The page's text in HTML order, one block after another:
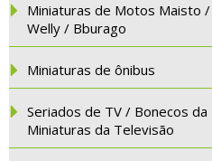
Miniaturas de Motos Maisto /
Welly / Bburago
Miniaturas de ônibus
Seriados de TV / Bonecos da
Miniaturas da Televisão